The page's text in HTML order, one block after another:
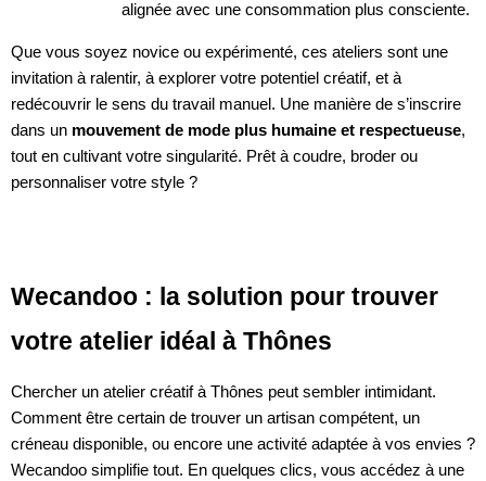
alignée avec une consommation plus consciente.
Que vous soyez novice ou expérimenté, ces ateliers sont une
invitation à ralentir, à explorer votre potentiel créatif, et à
redécouvrir le sens du travail manuel. Une manière de s’inscrire
dans un mouvement de mode plus humaine et respectueuse,
tout en cultivant votre singularité. Prêt à coudre, broder ou
personnaliser votre style ?
Wecandoo : la solution pour trouver
votre atelier idéal à Thônes
Chercher un atelier créatif à Thônes peut sembler intimidant.
Comment être certain de trouver un artisan compétent, un
créneau disponible, ou encore une activité adaptée à vos envies ?
Wecandoo simplifie tout. En quelques clics, vous accédez à une